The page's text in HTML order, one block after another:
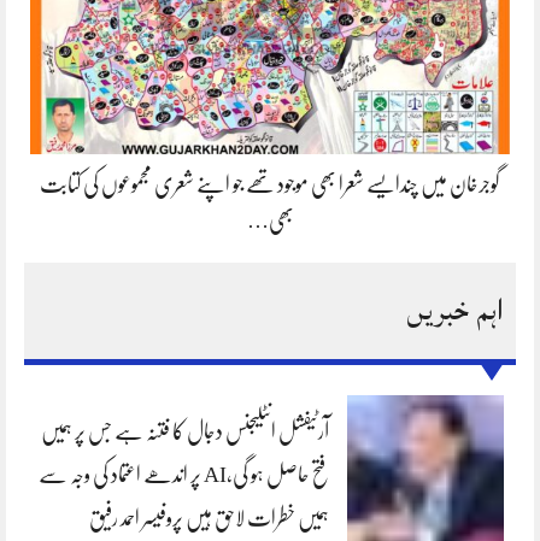
گوجرخان میں چندایسے شعرا بھی موجود تھے جو اپنے شعری مجموعوں کی کتابت
بھی…
اہم خبریں
آرٹیفشل انٹلیجنس دجال کا فتنہ ہے جس پر ہمیں
فتح حاصل ہو گی،AI پر اندھے اعتماد کی وجہ سے
ہمیں خطرات لاحق ہیں پروفیسر احمد رفیق